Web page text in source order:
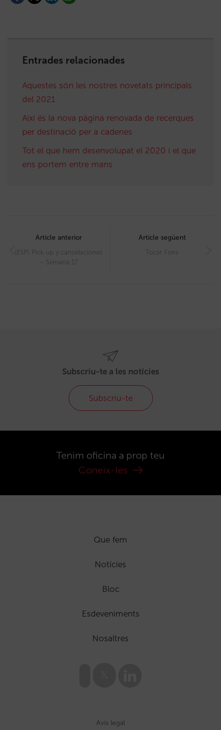
Entrades relacionades
Aquestes són les nostres novetats principals
del 2021
Així és la nova pàgina renovada de recerques
per destinació per a cadenes
Tot el que hem desenvolupat el 2020 i el que
ens portem entre mans
navigation
Article anterior
(ESP) Pick up y cancelaciones
– Semana 17
Article següent
Tocar Fons
Subscriu-te a les notícies
Subscriu-te
Tenim oficina a prop teu
Coneix-les
Que fem
Notícies
Bloc
Esdeveniments
Nosaltres
Avís legal